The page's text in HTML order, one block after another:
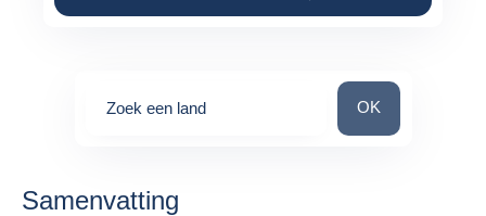
Zoek een land Zoek een land
OK
Samenvatting